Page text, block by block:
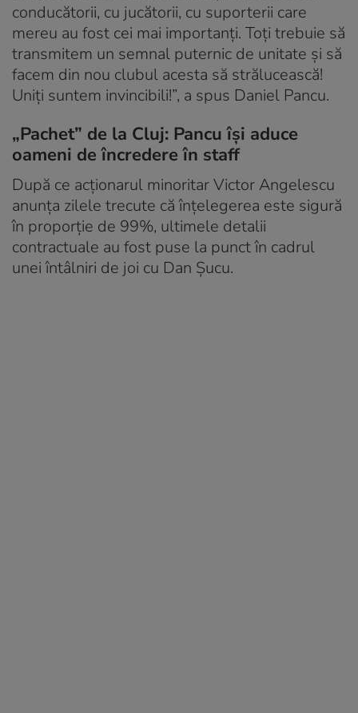
conducătorii, cu jucătorii, cu suporterii care
mereu au fost cei mai importanți. Toți trebuie să
transmitem un semnal puternic de unitate și să
facem din nou clubul acesta să strălucească!
Uniți suntem invincibili!”, a spus Daniel Pancu.
„Pachet” de la Cluj: Pancu își aduce
oameni de încredere în staff
După ce acționarul minoritar Victor Angelescu
anunța zilele trecute că înțelegerea este sigură
în proporție de 99%, ultimele detalii
contractuale au fost puse la punct în cadrul
unei întâlniri de joi cu Dan Șucu.